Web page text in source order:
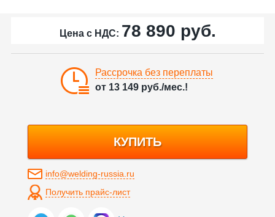
Цена с НДС: 78 890 руб.
Рассрочка без переплаты
от 13 149 руб./мес.!
КУПИТЬ
info@welding-russia.ru
Получить прайс-лист